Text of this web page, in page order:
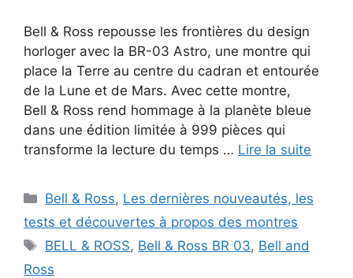
Bell & Ross repousse les frontières du design
horloger avec la BR-03 Astro, une montre qui
place la Terre au centre du cadran et entourée
de la Lune et de Mars. Avec cette montre,
Bell & Ross rend hommage à la planète bleue
dans une édition limitée à 999 pièces qui
transforme la lecture du temps … Lire la suite
Catégories
Bell & Ross, Les dernières nouveautés, les
tests et découvertes à propos des montres
Étiquettes
BELL & ROSS, Bell & Ross BR 03, Bell and
Ross